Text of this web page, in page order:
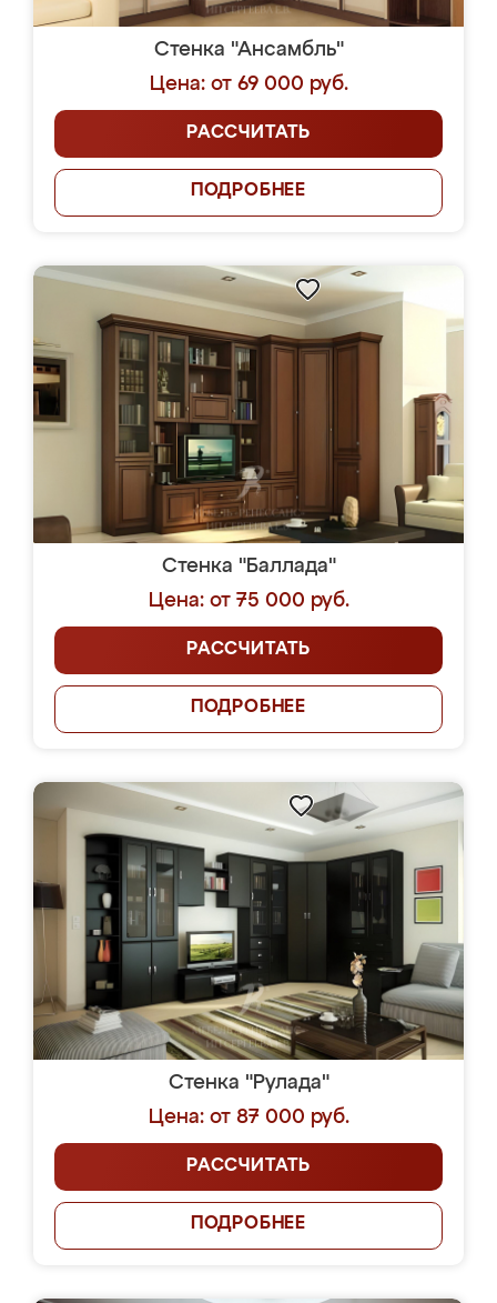
Стенка "Ансамбль"
Цена: от 69 000 руб.
РАССЧИТАТЬ
ПОДРОБНЕЕ
Стенка "Баллада"
Цена: от 75 000 руб.
РАССЧИТАТЬ
ПОДРОБНЕЕ
Стенка "Рулада"
Цена: от 87 000 руб.
РАССЧИТАТЬ
ПОДРОБНЕЕ